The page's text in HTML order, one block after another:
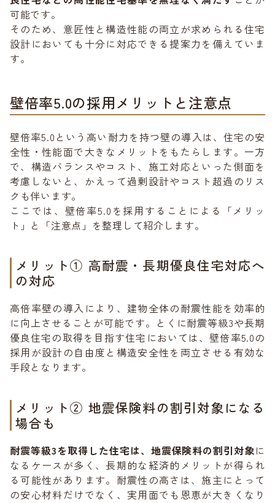
可能です。
そのため、意匠性と構造性能の両立が求められる住宅
設計においても十分に対応できる提案力を備えていま
す。
壁倍率5.0の採用メリットと注意点
壁倍率5.0という高い耐力を持つ壁の導入は、住宅の安
全性・性能面で大きなメリットをもたらします。一方
で、構造バランスやコスト、施工対応といった側面を
考慮しないと、かえって過剰設計やコスト超過のリス
クも伴います。
ここでは、壁倍率5.0を採用することによる「メリッ
ト」と「注意点」を整理して紹介します。
メリット① 高耐震・長期優良住宅対応へ
の対応
高倍率壁の導入により、建物全体の耐震性能を効率的
に向上させることが可能です。とくに耐震等級3や長期
優良住宅の取得を目指す住宅においては、壁倍率5.0の
採用が設計の自由度と構造安全性を両立させる有効な
手段となります。
メリット② 地震保険料の割引対象になる
場合も
耐震等級3を取得した住宅は、地震保険料の割引対象に
なるケースが多く、長期的な経済的メリットが得られ
る可能性があります。耐震性の高さは、施主にとって
の安心材料だけでなく、実用面でも恩恵が大きくなり